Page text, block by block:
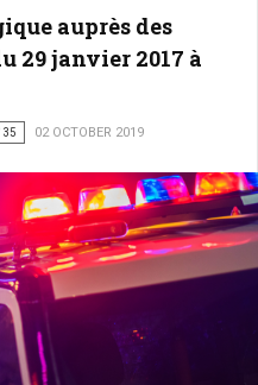
auprès des
29 janvier 2017 à
02 OCTOBER 2019